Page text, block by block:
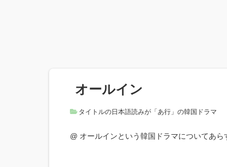
オールイン
タイトルの日本語読みが「あ行」の韓国ドラマ
@ オールインという韓国ドラマについてあ